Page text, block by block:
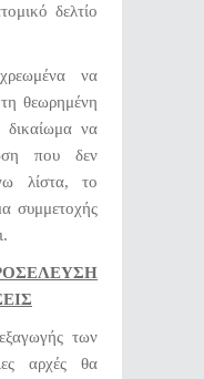
δελτίο
να
θεωρημένη
δικαίωμα να
που δεν
λίστα, το
συμμετοχής
των
αρχές θα